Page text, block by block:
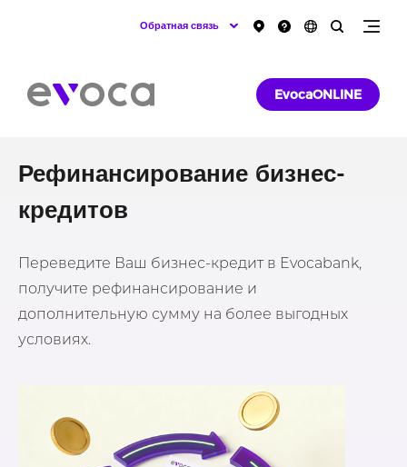
Обратная связь
EvocaONLINE
Рефинансирование бизнес-
кредитов
Переведите Ваш бизнес-кредит в Evocabank,
получите рефинансирование и
дополнительную сумму на более выгодных
условиях.